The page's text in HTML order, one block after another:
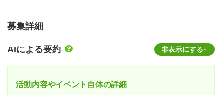
募集詳細
AIによる要約 非表示にする
活動内容やイベント自体の詳細